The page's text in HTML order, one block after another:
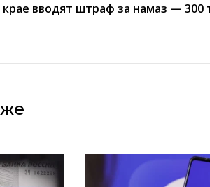
вводят штраф за намаз — 300